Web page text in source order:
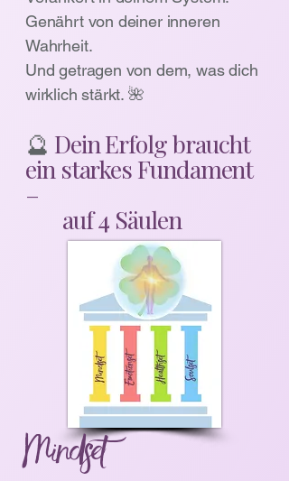
Genährt von deiner inneren
Wahrheit.
Und getragen von dem, was dich
wirklich stärkt. 🌺
🔮 Dein Erfolg braucht
ein starkes Fundament
–
auf 4 Säulen
Mindset